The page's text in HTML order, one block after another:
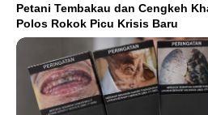
Petani Tembakau dan Cengkeh
Polos Rokok Picu Krisis Baru